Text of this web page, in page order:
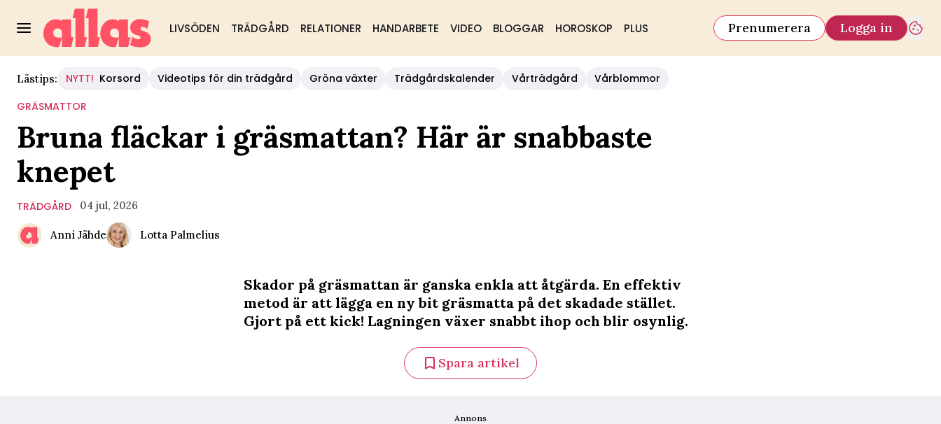
LIVSÖDEN TRÄDGÅRD RELATIONER HANDARBETE VIDEO BLOGGAR HOROSKOP PLUS Prenumerera Logga in
Lästips: NYTT! Korsord Videotips för din trädgård Gröna växter Trädgårdskalender Vårträdgård
Vårblommor
GRÄSMATTOR
Bruna fläckar i gräsmattan? Här är snabbaste
knepet
TRÄDGÅRD 04 jul, 2026
Anni Jähde Lotta Palmelius
Skador på gräsmattan är ganska enkla att åtgärda. En effektiv
metod är att lägga en ny bit gräsmatta på det skadade stället.
Gjort på ett kick! Lagningen växer snabbt ihop och blir osynlig.
Spara artikel
Annons